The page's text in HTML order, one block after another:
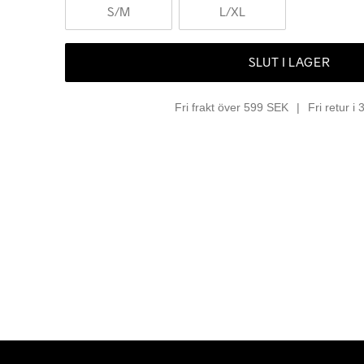
S/M L/XL
SLUT I LAGER
Fri frakt över 599 SEK Fri retur i